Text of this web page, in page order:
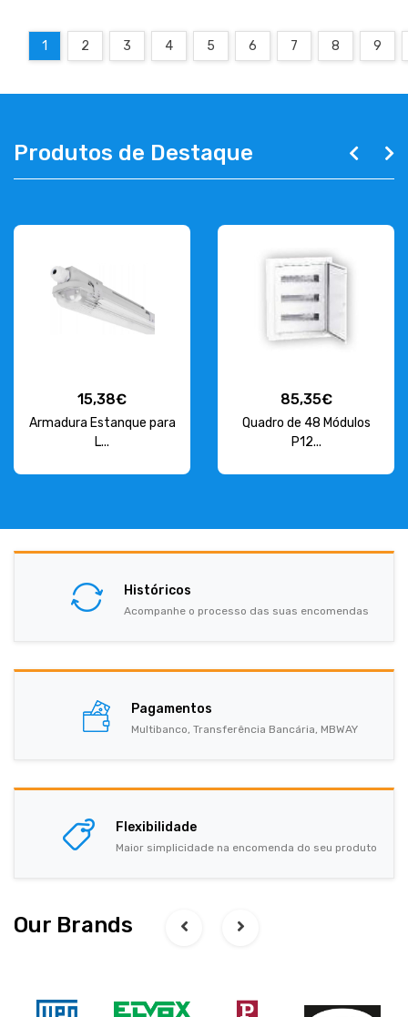
1 2 3 4 5 6 7 8 9
Produtos de Destaque
15,38€
Armadura Estanque para
L...
85,35€
Quadro de 48 Módulos
P12...
Históricos
Acompanhe o processo das suas encomendas
Pagamentos
Multibanco, Transferência Bancária, MBWAY
Flexibilidade
Maior simplicidade na encomenda do seu produto
Our Brands